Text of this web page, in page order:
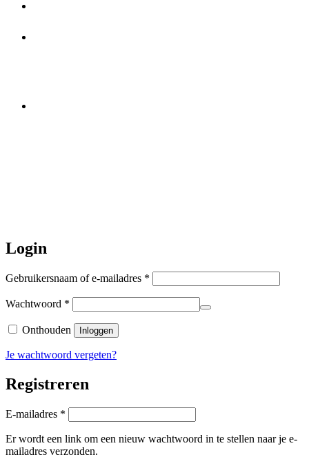
Login
Gebruikersnaam of e-mailadres *
Wachtwoord *
Onthouden Inloggen
Je wachtwoord vergeten?
Registreren
E-mailadres *
Er wordt een link om een nieuw wachtwoord in te stellen naar je e-
mailadres verzonden.